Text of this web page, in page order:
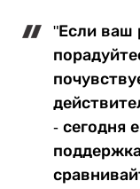
"Если ваш
- сегодня